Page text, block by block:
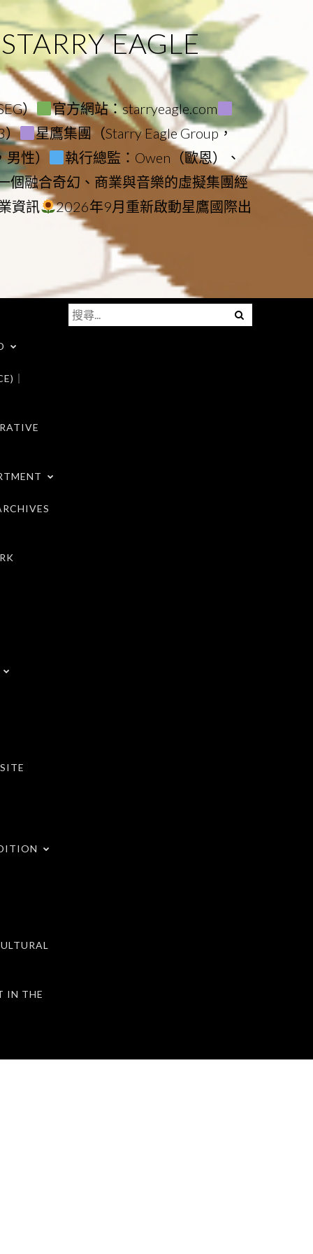
EAGLE
）
官方網站：starryeagle.com
）
星鷹集團（Starry Eagle Group，
性）
執行總監：Owen（歐恩）、
個融合奇幻、商業與音樂的虛擬集團經
資訊
2026年9月重新啟動星鷹國際出
｜
IN THE
Menu
搜
尋